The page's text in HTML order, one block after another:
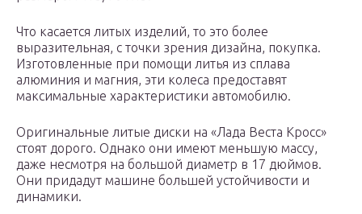
Что касается литых изделий, то это более
выразительная, с точки зрения дизайна, покупка.
Изготовленные при помощи литья из сплава
алюминия и магния, эти колеса предоставят
максимальные характеристики автомобилю.
Оригинальные литые диски на «Лада Веста Кросс»
стоят дорого. Однако они имеют меньшую массу,
даже несмотря на большой диаметр в 17 дюймов.
Они придадут машине большей устойчивости и
динамики.